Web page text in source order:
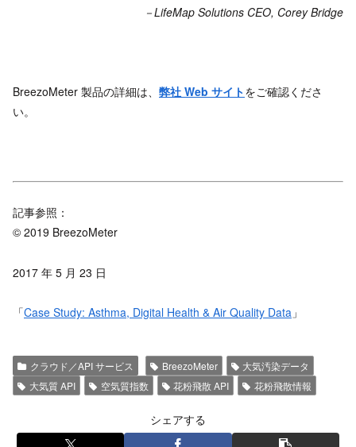
－LifeMap Solutions CEO, Corey Bridge
BreezoMeter 製品の詳細は、 弊社 Web サイトをご確認くださ
い。
記事参照：
© 2019 BreezoMeter
2017 年 5 月 23 日
「Case Study: Asthma, Digital Health & Air Quality Data 」
クラウド／API サービス BreezoMeter
大気汚染データ
大気質 API
空気質指数 花粉飛散 API 花粉飛散情報
シェアする